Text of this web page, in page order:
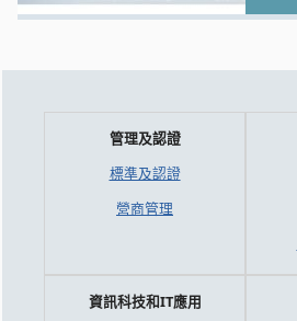
管理及認證
標準及認證
營商管理
資訊科技和IT應用